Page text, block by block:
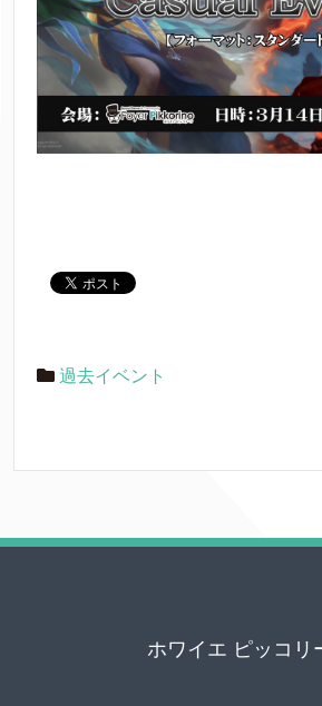
過去イベント
ホワイエ ピッコリ